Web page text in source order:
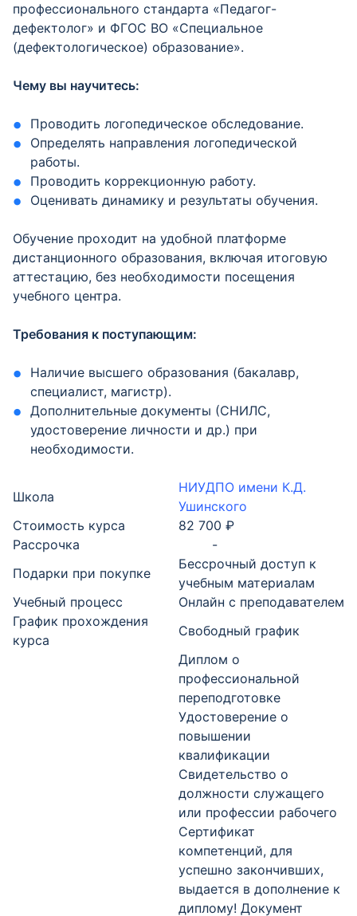
профессионального стандарта «Педагог-
дефектолог» и ФГОС ВО «Специальное
(дефектологическое) образование».
Чему вы научитесь:
Проводить логопедическое обследование.
Определять направления логопедической
работы.
Проводить коррекционную работу.
Оценивать динамику и результаты обучения.
Обучение проходит на удобной платформе
дистанционного образования, включая итоговую
аттестацию, без необходимости посещения
учебного центра.
Требования к поступающим:
Наличие высшего образования (бакалавр,
специалист, магистр).
Дополнительные документы (СНИЛС,
удостоверение личности и др.) при
необходимости.
Школа
НИУДПО имени К.Д.
Ушинского
Стоимость курса
82 700 ₽
Рассрочка
-
Подарки при покупке
Бессрочный доступ к
учебным материалам
Учебный процесс
Онлайн с преподавателем
График прохождения
курса
Свободный график
Диплом о
профессиональной
переподготовке
Удостоверение о
повышении
квалификации
Свидетельство о
должности служащего
или профессии рабочего
Сертификат
компетенций, для
успешно закончивших,
выдается в дополнение к
диплому! Документ